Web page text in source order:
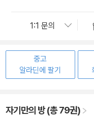
중고
알라딘에 팔기
자기만의 방 (총 79권)